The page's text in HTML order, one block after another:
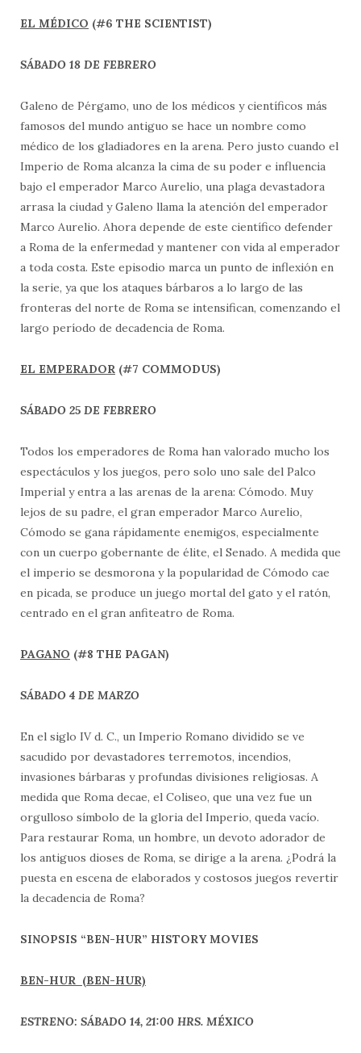
EL MÉDICO (#6 THE SCIENTIST)
SÁBADO 18 DE FEBRERO
Galeno de Pérgamo, uno de los médicos y científicos más
famosos del mundo antiguo se hace un nombre como
médico de los gladiadores en la arena. Pero justo cuando el
Imperio de Roma alcanza la cima de su poder e influencia
bajo el emperador Marco Aurelio, una plaga devastadora
arrasa la ciudad y Galeno llama la atención del emperador
Marco Aurelio. Ahora depende de este científico defender
a Roma de la enfermedad y mantener con vida al emperador
a toda costa. Este episodio marca un punto de inflexión en
la serie, ya que los ataques bárbaros a lo largo de las
fronteras del norte de Roma se intensifican, comenzando el
largo período de decadencia de Roma.
EL EMPERADOR (#7 COMMODUS)
SÁBADO 25 DE FEBRERO
Todos los emperadores de Roma han valorado mucho los
espectáculos y los juegos, pero solo uno sale del Palco
Imperial y entra a las arenas de la arena: Cómodo. Muy
lejos de su padre, el gran emperador Marco Aurelio,
Cómodo se gana rápidamente enemigos, especialmente
con un cuerpo gobernante de élite, el Senado. A medida que
el imperio se desmorona y la popularidad de Cómodo cae
en picada, se produce un juego mortal del gato y el ratón,
centrado en el gran anfiteatro de Roma.
PAGANO (#8 THE PAGAN)
SÁBADO 4 DE MARZO
En el siglo IV d. C., un Imperio Romano dividido se ve
sacudido por devastadores terremotos, incendios,
invasiones bárbaras y profundas divisiones religiosas. A
medida que Roma decae, el Coliseo, que una vez fue un
orgulloso símbolo de la gloria del Imperio, queda vacío.
Para restaurar Roma, un hombre, un devoto adorador de
los antiguos dioses de Roma, se dirige a la arena. ¿Podrá la
puesta en escena de elaborados y costosos juegos revertir
la decadencia de Roma?
SINOPSIS “BEN-HUR” HISTORY MOVIES
BEN-HUR (BEN-HUR)
ESTRENO: SÁBADO 14, 21:00 HRS. MÉXICO